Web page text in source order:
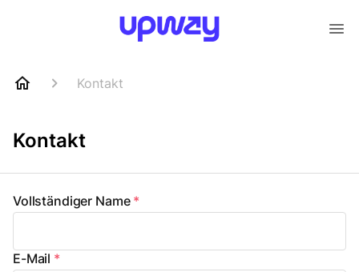
Kontakt
Kontakt
Vollständiger Name *
E-Mail *